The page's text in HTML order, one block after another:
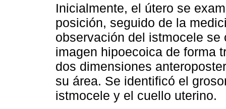
Inicialmente, el útero se
posición, seguido de la
observación del istmocele
imagen hipoecoica de forma
dos dimensiones
su área. Se identificó el
istmocele y el cuello uterino.